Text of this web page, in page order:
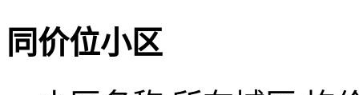
同价位小区